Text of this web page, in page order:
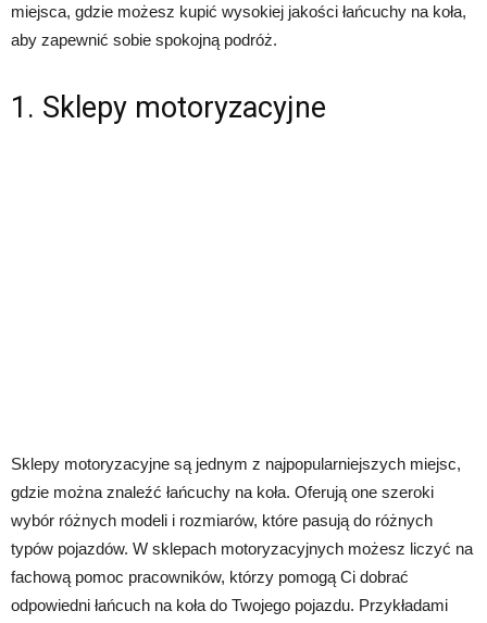
miejsca, gdzie możesz kupić wysokiej jakości łańcuchy na koła,
aby zapewnić sobie spokojną podróż.
1. Sklepy motoryzacyjne
Sklepy motoryzacyjne są jednym z najpopularniejszych miejsc,
gdzie można znaleźć łańcuchy na koła. Oferują one szeroki
wybór różnych modeli i rozmiarów, które pasują do różnych
typów pojazdów. W sklepach motoryzacyjnych możesz liczyć na
fachową pomoc pracowników, którzy pomogą Ci dobrać
odpowiedni łańcuch na koła do Twojego pojazdu. Przykładami